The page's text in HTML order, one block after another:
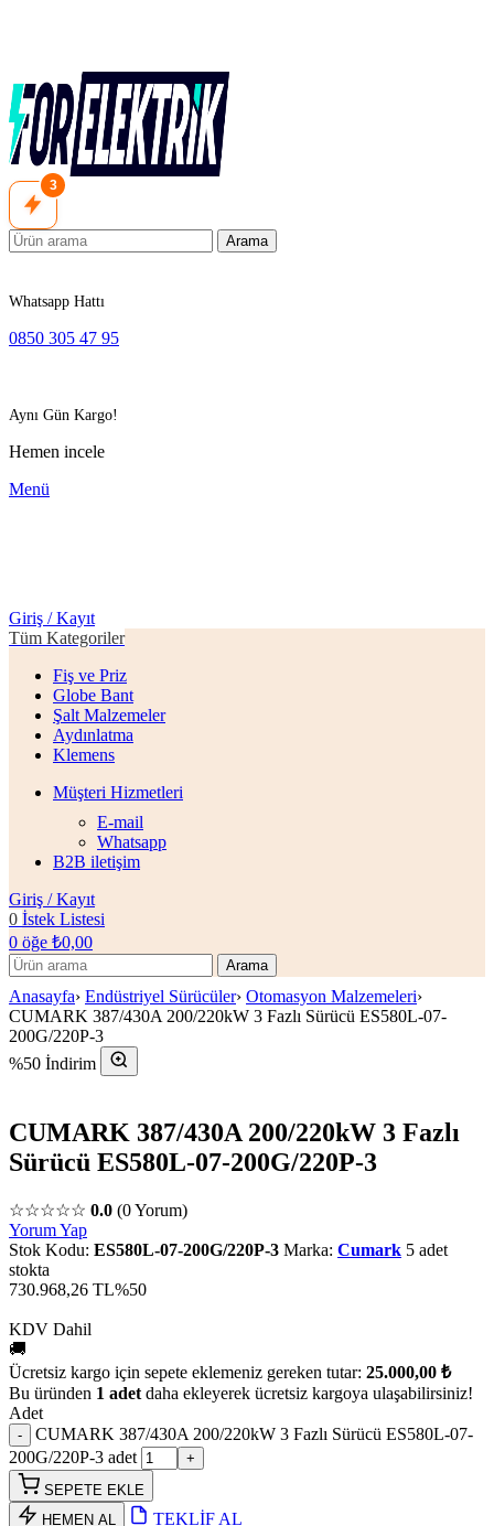
3
Arama
Whatsapp Hattı
0850 305 47 95
Aynı Gün Kargo!
Hemen incele
Menü
Giriş / Kayıt
Tüm Kategoriler
Fiş ve Priz
Globe Bant
Şalt Malzemeler
Aydınlatma
Klemens
Müşteri Hizmetleri
E-mail
Whatsapp
B2B iletişim
Giriş / Kayıt
0 İstek Listesi
0 öğe ₺0,00
Arama
Anasayfa› Endüstriyel Sürücüler› Otomasyon Malzemeleri›
CUMARK 387/430A 200/220kW 3 Fazlı Sürücü ES580L-07-
200G/220P-3
%50 İndirim
CUMARK 387/430A 200/220kW 3 Fazlı
Sürücü ES580L-07-200G/220P-3
☆☆☆☆☆ 0.0 (0 Yorum)
Yorum Yap
Stok Kodu: ES580L-07-200G/220P-3 Marka: Cumark 5 adet
stokta
730.968,26 TL%50
KDV Dahil
🚚
Ücretsiz kargo için sepete eklemeniz gereken tutar: 25.000,00 ₺
Bu üründen 1 adet daha ekleyerek ücretsiz kargoya ulaşabilirsiniz!
Adet
CUMARK 387/430A 200/220kW 3 Fazlı Sürücü ES580L-07-
200G/220P-3 adet
SEPETE EKLE
HEMEN AL
TEKLİF AL